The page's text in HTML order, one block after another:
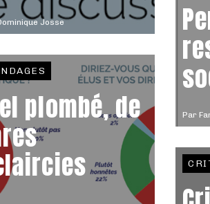
Josse
Par
plombé, de